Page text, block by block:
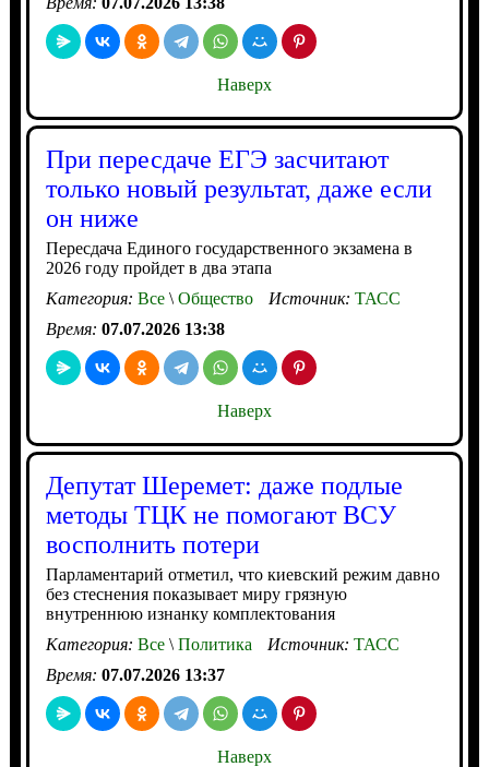
Наверх
При пересдаче ЕГЭ засчитают
только новый результат, даже если
он ниже
Пересдача Единого государственного экзамена в
2026 году пройдет в два этапа
Категория: Все\Общество Источник: ТАСС
Время: 07.07.2026 13:38
Наверх
Депутат Шеремет: даже подлые
методы ТЦК не помогают ВСУ
восполнить потери
Парламентарий отметил, что киевский режим давно
без стеснения показывает миру грязную
внутреннюю изнанку комплектования
Категория: Все\Политика Источник: ТАСС
Время: 07.07.2026 13:37
Наверх